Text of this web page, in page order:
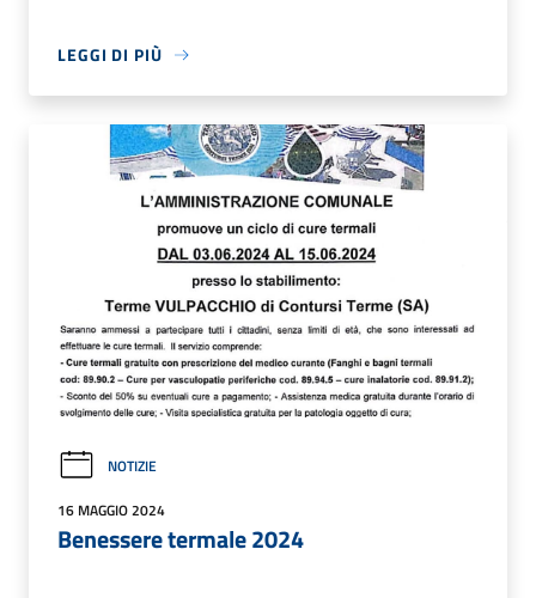
LEGGI DI PIÙ
NOTIZIE
16 MAGGIO 2024
Benessere termale 2024